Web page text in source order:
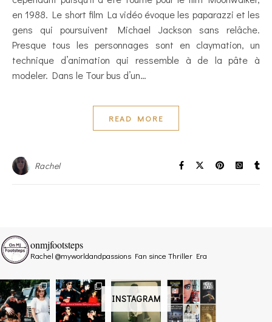
en 1988. Le short film La vidéo évoque les paparazzi et les
gens qui poursuivent Michael Jackson sans relâche.
Presque tous les personnages sont en claymation, un
technique d’animation qui ressemble à de la pâte à
modeler. Dans le Tour bus d’un…
READ MORE
Rachel
INSTAGRAM
onmjfootsteps
Rachel @myworldandpassions Fan since Thriller Era